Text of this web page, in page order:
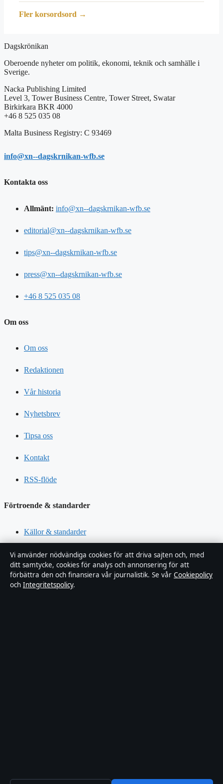
Fler korsordsord →
Dagskrönikan
Oberoende nyheter om politik, ekonomi, teknik och samhälle i
Sverige.
Nacka Publishing Limited
Level 3, Tower Business Centre, Tower Street, Swatar
Birkirkara BKR 4000
+46 8 525 035 08
Malta Business Registry: C 93469
info@xn--dagskrnikan-wfb.se
Kontakta oss
Allmänt: info@xn--dagskrnikan-wfb.se
editorial@xn--dagskrnikan-wfb.se
tips@xn--dagskrnikan-wfb.se
press@xn--dagskrnikan-wfb.se
+46 8 525 035 08
Om oss
Om oss
Redaktionen
Vår historia
Nyhetsbrev
Tipsa oss
Kontakt
RSS-flöde
Förtroende & standarder
Källor & standarder
Redaktionell policy
Rättelsepolicy
Vi använder nödvändiga cookies för att driva sajten och, med
ditt samtycke, cookies för analys och annonsering för att
förbättra den och finansiera vår journalistik. Se vår Cookiepolicy
och Integritetspolicy.